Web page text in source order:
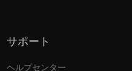
サポート
ヘルプセンター